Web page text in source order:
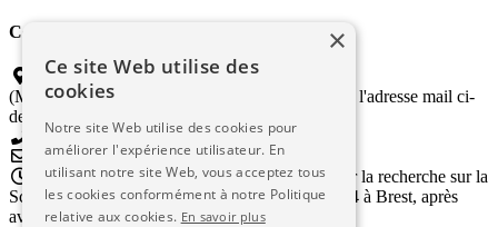
Contactez-nous
Coordinateur "Gîte et Couvert"
(Merci de transmettre vos propositions d'accueil à l'adresse mail ci-
dessous)
hebergement9diagonales@gmail.com
Luc a bouclé les 9 Diagonales de France pour la recherche sur la
Sclérose en Plaques le samedi 21 Septembre 2024 à Brest, après
avoir parcouru plus de 11 000kms !
×
Ce site Web utilise des
cookies
Notre site Web utilise des cookies pour
améliorer l'expérience utilisateur. En
utilisant notre site Web, vous acceptez tous
les cookies conformément à notre Politique
relative aux cookies. En savoir plus